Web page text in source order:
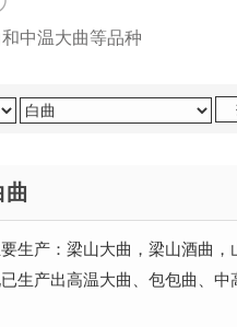
中温大曲等品种
曲
生产：梁山大曲，梁山酒曲，
生产出高温大曲、包包曲、中